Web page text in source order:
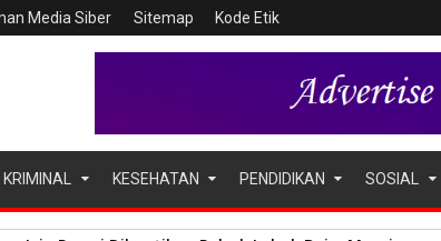
Media Siber Sitemap Kode Etik
KRIMINAL KESEHATAN PENDIDIKAN SOSIAL